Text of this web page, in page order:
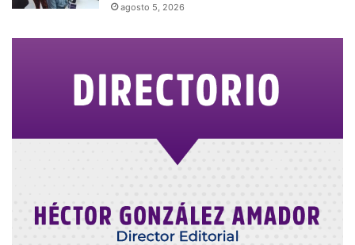
agosto 5, 2026